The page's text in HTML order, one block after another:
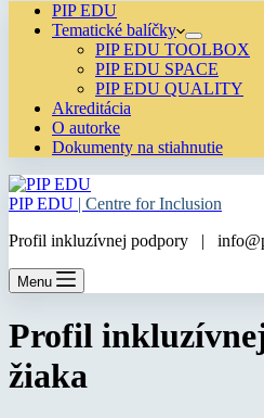
PIP EDU
Tematické balíčky
PIP EDU TOOLBOX
PIP EDU SPACE
PIP EDU QUALITY
Akreditácia
O autorke
Dokumenty na stiahnutie
PIP EDU | Centre for Inclusion
Profil inkluzívnej podpory |
Menu
Profil
žiaka